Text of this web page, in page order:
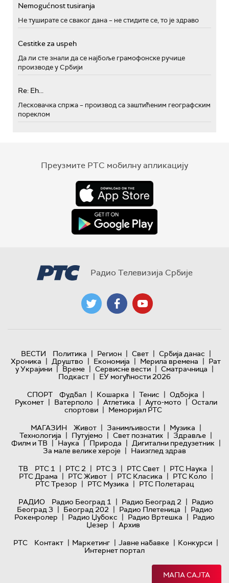
Nemogućnost tusiranja
Не туширате се сваког дана – не стидите се, то је здраво
Cestitke za uspeh
Да ли сте знали да се најбоље грамофонске ручице
производе у Србији
Re: Eh...
Лесковачка спржа – производ са заштићеним географским
пореклом
Преузмите РТС мобилну апликацију
Радио Телевизија Србије
ВЕСТИ Политика | Регион | Свет | Србија данас |
Хроника | Друштво | Економија | Мерила времена | Рат
у Украјини | Време | Сервисне вести | Сматрачница |
Подкаст | ЕУ могућности 2026
СПОРТ
Фудбал | Кошарка | Тенис | Одбојка |
Рукомет | Ватерполо | Атлетика | Ауто-мото | Остали
спортови | Меморијал РТС
МАГАЗИН
Живот | Занимљивости | Музика |
Технологијa | Путујемо | Свет познатих | Здравље |
Филм и ТВ | Наука | Природа | Дигитални предузетник |
За мале велике хероје | Наизглед здрав
ТВ
РТС 1 | РТС 2 | РТС 3 | РТС Свет | РТС Наука |
РТС Драма | РТС Живот | РТС Класика | РТС Коло |
РТС Трезор | РТС Музика | РТС Полетарац
РАДИО
Радио Београд 1 | Радио Београд 2 | Радио
Београд 3 | Београд 202 | Радио Плетеница | Радио
Рокенролер | Радио Џубокс | Радио Вртешка | Радио
Џезер | Архив
РТС
Контакт | Маркетинг | Јавне набавке | Конкурси |
Интернет портал
МАПА САЈТА